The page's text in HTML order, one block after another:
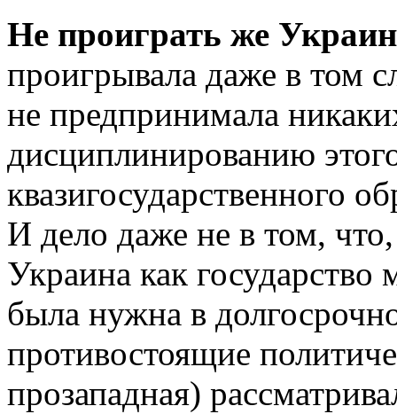
Не проиграть же
проигрывала даже в том
не предпринимала
дисциплинированию
квазигосударственного
И дело даже не в том,
Украина как
была нужна в
противостоящие
прозападная)